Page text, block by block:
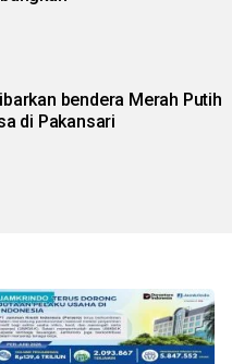
bendera Merah Putih
di Pakansari